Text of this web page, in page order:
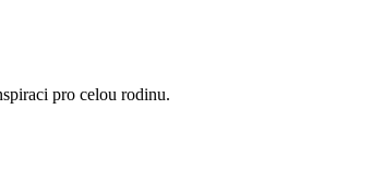
pro celou rodinu.